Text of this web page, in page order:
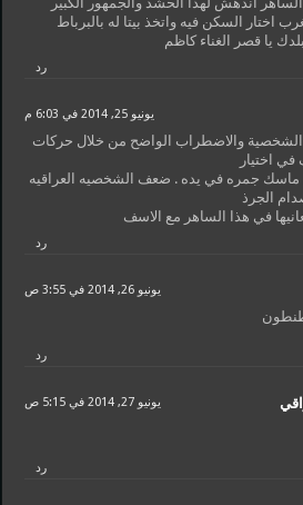
اختار السكن فيه واتخذ بيتا له بالبرباط
يا قصر الغناء كاظم
رد
يونيو 25, 2014 في 6:03 م
والاضطراب الواضح من خلال حركات
في اختيار
ماسك جمره في يده . ضعف الشخصيه العراقيه
الجرذ
في هذا الساهر مع الاسف
رد
يونيو 26, 2014 في 3:55 ص
رد
يونيو 27, 2014 في 5:15 ص
رد